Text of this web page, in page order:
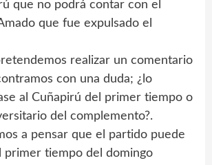
que no podrá contar con el
que fue expulsado el
realizar un comentario
con una duda; ¿lo
al Cuñapirú del primer tiempo o
del complemento?.
a pensar que el partido puede
primer tiempo del domingo